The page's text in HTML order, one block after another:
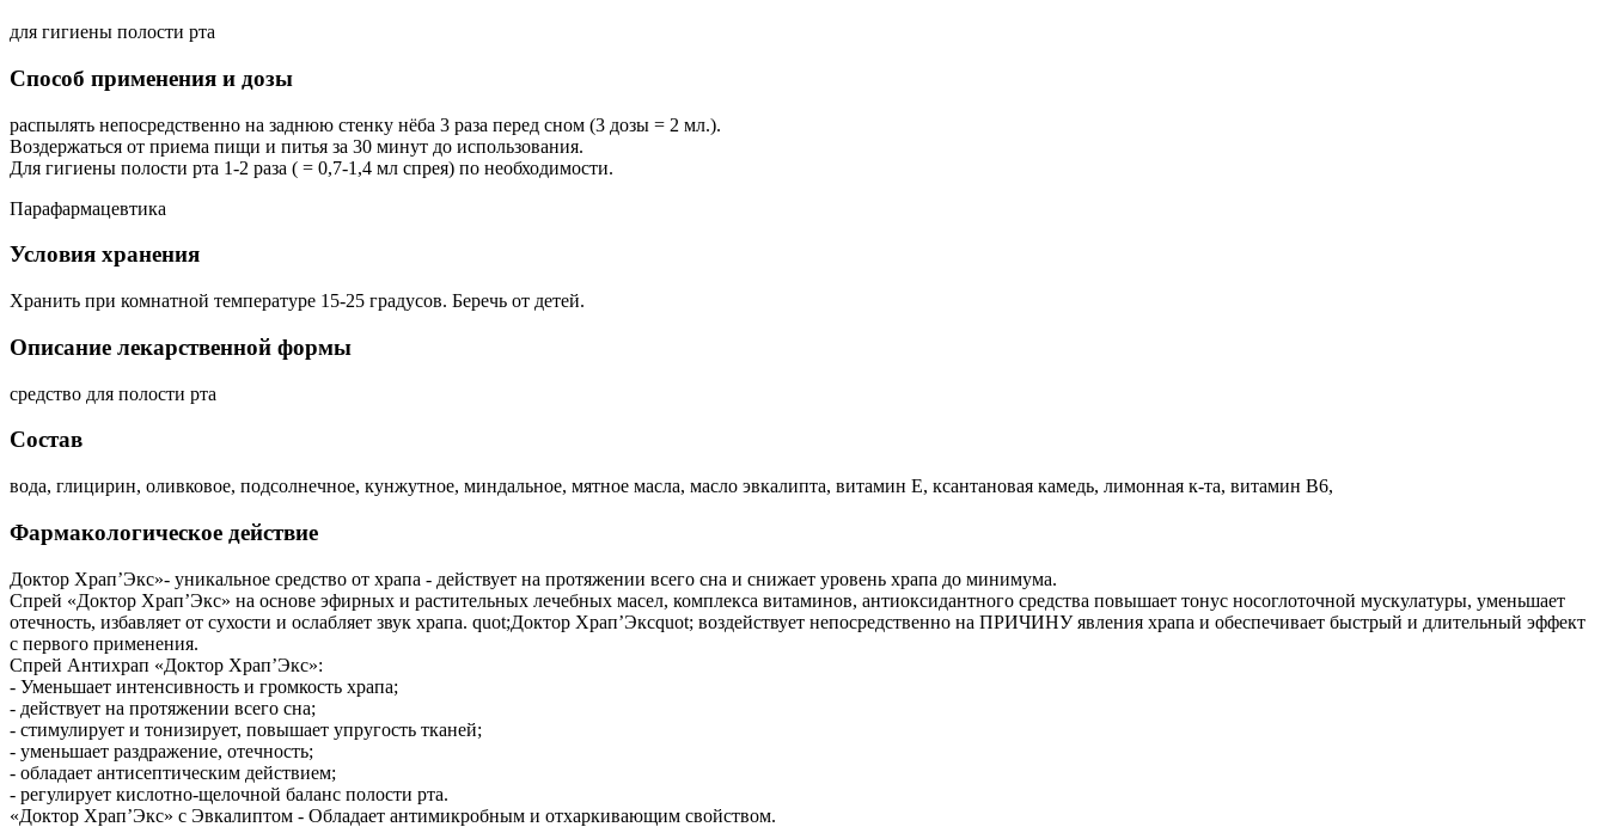
для гигиены полости рта
Способ применения и дозы
распылять непосредственно на заднюю стенку нёба 3 раза перед сном (3 дозы = 2 мл.).
Воздержаться от приема пищи и питья за 30 минут до использования.
Для гигиены полости рта 1-2 раза ( = 0,7-1,4 мл спрея) по необходимости.
Парафармацевтика
Условия хранения
Хранить при комнатной температуре 15-25 градусов. Беречь от детей.
Описание лекарственной формы
средство для полости рта
Состав
вода, глицирин, оливковое, подсолнечное, кунжутное, миндальное, мятное масла, масло эвкалипта, витамин Е, ксантановая камедь, лимонная к-та, витамин В6,
Фармакологическое действие
Доктор Храп’Экс»- уникальное средство от храпа - действует на протяжении всего сна и снижает уровень храпа до минимума.
Спрей «Доктор Храп’Экс» на основе эфирных и растительных лечебных масел, комплекса витаминов, антиоксидантного средства повышает тонус носоглоточной мускулатуры, уменьшает
отечность, избавляет от сухости и ослабляет звук храпа. quot;Доктор Храп’Эксquot; воздействует непосредственно на ПРИЧИНУ явления храпа и обеспечивает быстрый и длительный эффект
с первого применения.
Спрей Антихрап «Доктор Храп’Экс»:
- Уменьшает интенсивность и громкость храпа;
- действует на протяжении всего сна;
- стимулирует и тонизирует, повышает упругость тканей;
- уменьшает раздражение, отечность;
- обладает антисептическим действием;
- регулирует кислотно-щелочной баланс полости рта.
«Доктор Храп’Экс» с Эвкалиптом - Обладает антимикробным и отхаркивающим свойством.